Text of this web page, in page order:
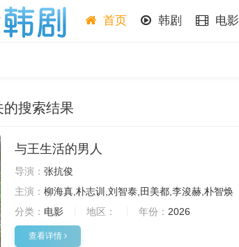
首页 韩剧 电影
的搜索结果
与王生活的男人
导演： 张抗俊
主演： 柳海真,朴志训,刘智泰,田美都,李浚赫,朴智焕
分类： 电影 地区： 年份： 2026
查看详情